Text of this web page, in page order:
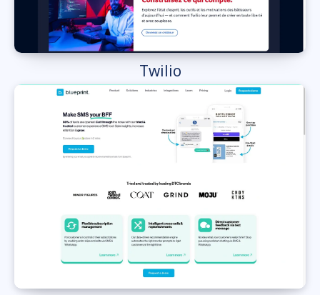
Twilio